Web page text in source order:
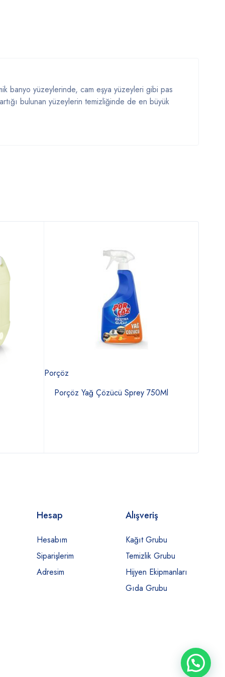
banyo yüzeylerinde, cam eşya yüzeyleri gibi pas
bulunan yüzeylerin temizliğinde de en büyük
Porçöz
Porçöz Yağ Çözücü Sprey 750Ml
Hesap
Hesabım
Siparişlerim
Adresim
Alışveriş
Kağıt Grubu
Temizlik Grubu
Hijyen Ekipmanları
Gıda Grubu